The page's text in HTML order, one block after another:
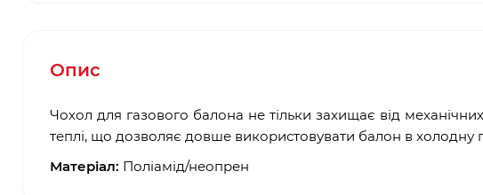
Опис
Чохол для газового балона не тільки захищає від
теплі, що дозволяє довше використовувати балон в холодну
Матеріал: Поліамід/неопрен